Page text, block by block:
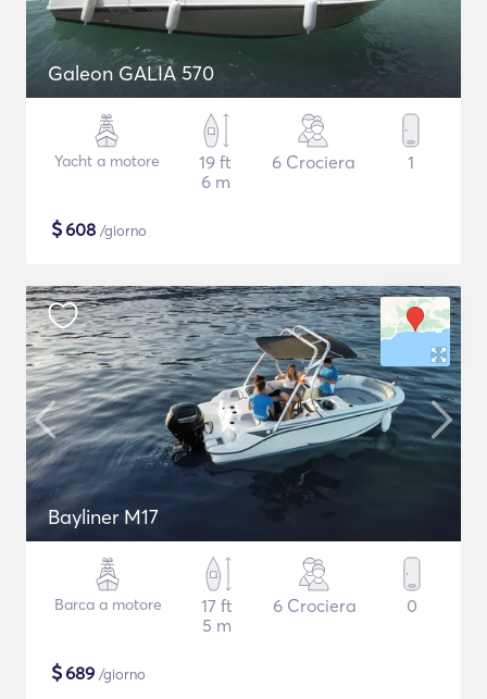
Galeon GALIA 570
Yacht a motore
19 ft
6 m
6 Crociera 1
$608 /giorno
Bayliner M17
Barca a motore
17 ft
5 m
6 Crociera 0
$689 /giorno